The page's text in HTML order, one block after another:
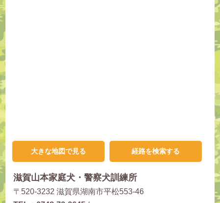
大きな地図で見る 経路を検索する
滋賀山本家庭犬・警察犬訓練所
〒520-3232 滋賀県湖南市平松553-46